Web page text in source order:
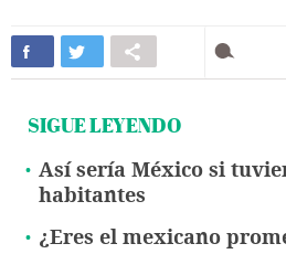
SIGUE LEYENDO
Así sería México si
habitantes
¿Eres el mexicano